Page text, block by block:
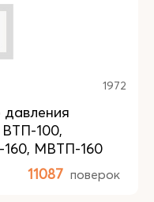
1972
100,
МВТП-160
11087 поверок